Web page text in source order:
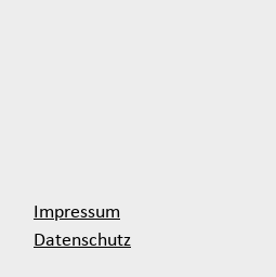
Impressum
Datenschutz